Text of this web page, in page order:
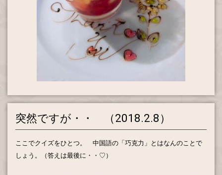
突然ですが・・ （2018.2.8）
ここでクイズをひとつ。 中国語の「巧克力」とはなんのことで
しょう。（答えは最後に・・♡）